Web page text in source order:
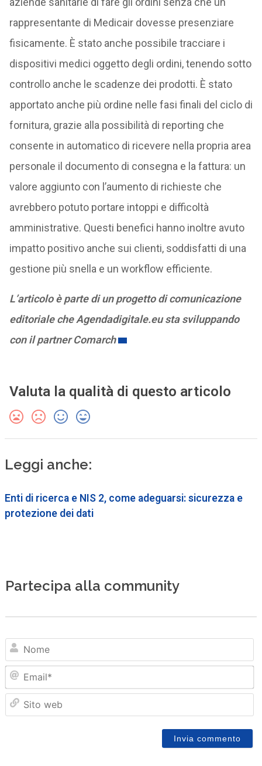
rappresentante di Medicair dovesse presenziare
fisicamente. È stato anche possibile tracciare i
dispositivi medici oggetto degli ordini, tenendo sotto
controllo anche le scadenze dei prodotti. È stato
apportato anche più ordine nelle fasi finali del ciclo di
fornitura, grazie alla possibilità di reporting che
consente in automatico di ricevere nella propria area
personale il documento di consegna e la fattura: un
valore aggiunto con l’aumento di richieste che
avrebbero potuto portare intoppi e difficoltà
amministrative. Questi benefici hanno inoltre avuto
impatto positivo anche sui clienti, soddisfatti di una
gestione più snella e un workflow efficiente.
L’articolo è parte di un progetto di comunicazione
editoriale che Agendadigitale.eu sta sviluppando
con il partner Comarch
Valuta la qualità di questo articolo
Leggi anche:
Enti di ricerca e NIS 2, come adeguarsi: sicurezza e
protezione dei dati
Partecipa alla community